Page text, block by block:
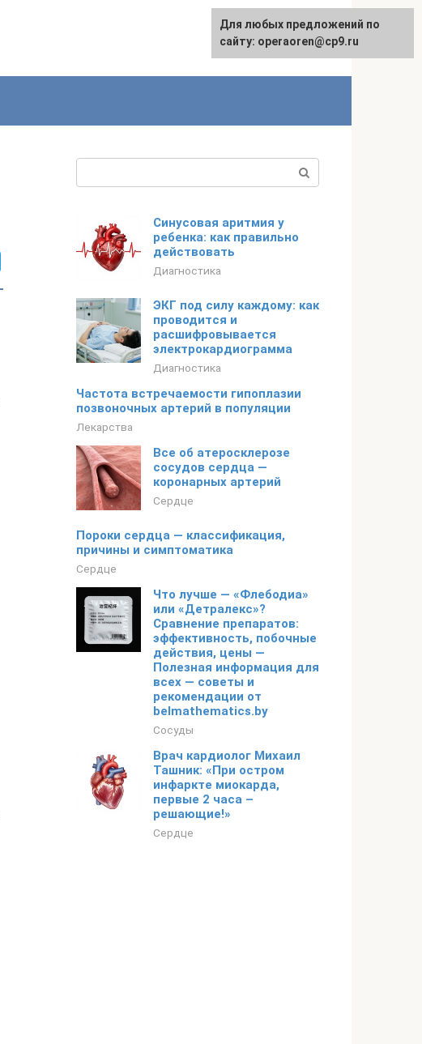
Синусовая аритмия у
ребенка: как правильно
действовать
Диагностика
ЭКГ под силу каждому: как
проводится и
расшифровывается
электрокардиограмма
Диагностика
Частота встречаемости гипоплазии
позвоночных артерий в популяции
Лекарства
Все об атеросклерозе
сосудов сердца —
коронарных артерий
Сердце
Пороки сердца — классификация,
причины и симптоматика
Сердце
Что лучше — «Флебодиа»
или «Детралекс»?
Сравнение препаратов:
эффективность, побочные
действия, цены —
Полезная информация для
всех — советы и
рекомендации от
belmathematics.by
Сосуды
Врач кардиолог Михаил
Ташник: «При остром
инфаркте миокарда,
первые 2 часа –
решающие!»
Сердце
Для любых предложений по
сайту: operaoren@cp9.ru